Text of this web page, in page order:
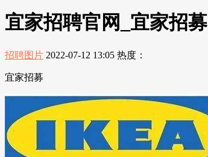
宜家招聘官网_宜家招募
招聘图片 2022-07-12 13:05 热度：
宜家招募